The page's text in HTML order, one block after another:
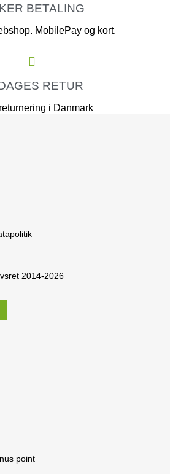
BETALING
MobilePay og kort.
RETUR
i Danmark
2014-2026
point